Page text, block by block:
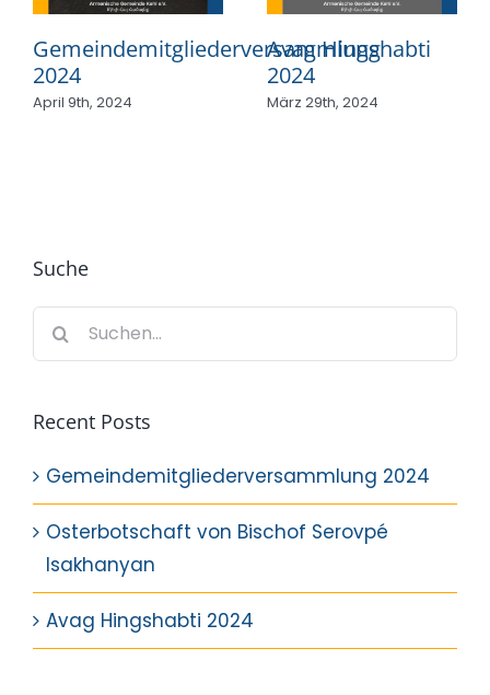
Gemeindemitgliederversammlung
2024
April 9th, 2024
Avag Hingshabti
2024
März 29th, 2024
Suche
Suche
nach:
Recent Posts
Gemeindemitgliederversammlung 2024
Osterbotschaft von Bischof Serovpé
Isakhanyan
Avag Hingshabti 2024